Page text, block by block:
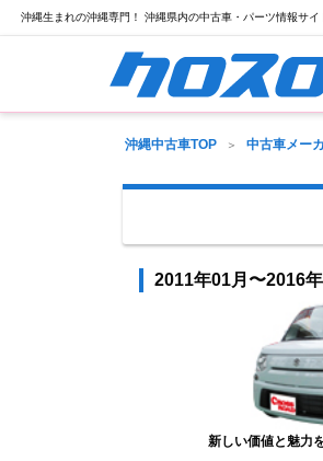
沖縄生まれの沖縄専門！ 沖縄県内の中古車・パーツ情報サイ
沖縄中古車TOP 中古車メー
2011年01月〜2016
新しい価値と魅力